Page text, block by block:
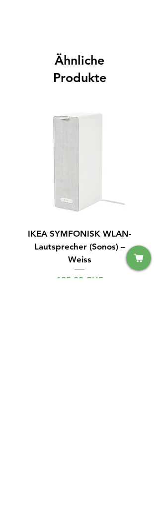
Ähnliche
Produkte
IKEA SYMFONISK WLAN-
Lautsprecher (Sonos) –
Weiss
Preis
125,00 CHF